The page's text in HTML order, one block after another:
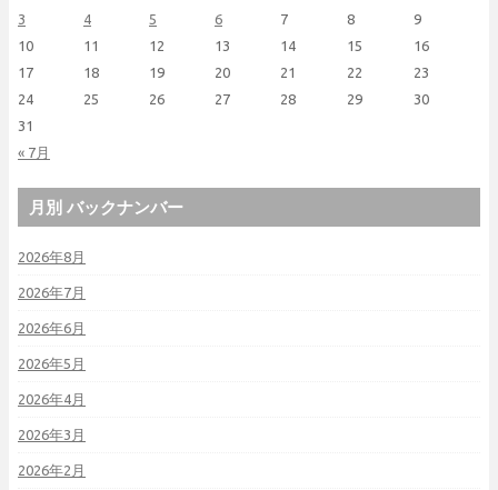
« 7月
3
4 5 6 7 8
9
10
11 12 13 14 15
16
17
18 19 20 21 22
23
24
25 26 27 28 29
30
31
月別 バックナンバー
2026年8月
2026年7月
2026年6月
2026年5月
2026年4月
2026年3月
2026年2月